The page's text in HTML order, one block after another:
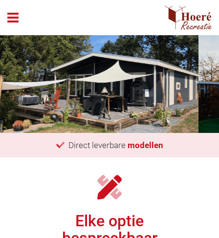
Direct leverbare modellen
Elke optie
header_open_menu